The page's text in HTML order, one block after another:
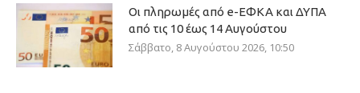
Οι πληρωμές από e-ΕΦΚΑ και ΔΥΠΑ
από τις 10 έως 14 Αυγούστου
Σάββατο, 8 Αυγούστου 2026, 10:50